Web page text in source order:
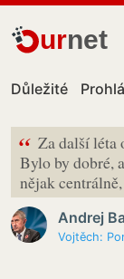
urnet
Důležité
“ Za další léta
Bylo by dobré,
nějak centrálně,
Andrej